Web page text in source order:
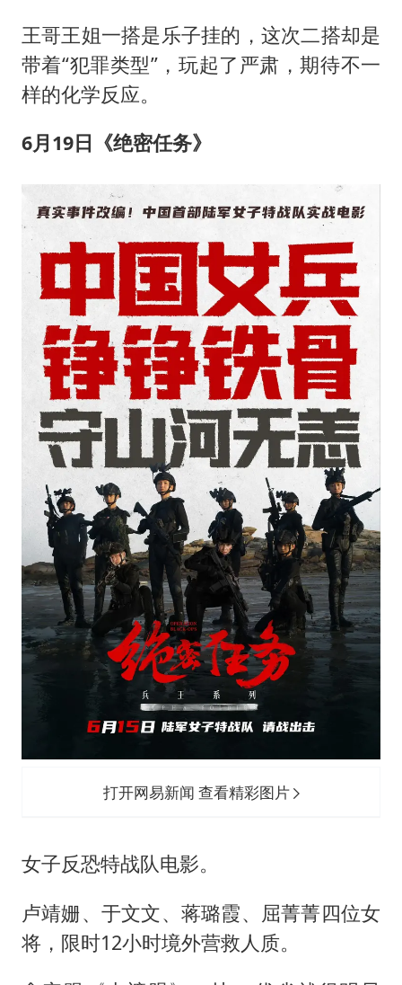
王哥王姐一搭是乐子挂的，这次二搭却是
带着“犯罪类型”，玩起了严肃，期待不一
样的化学反应。
6月19日《绝密任务》
打开网易新闻 查看精彩图片
女子反恐特战队电影。
卢靖姗、于文文、蒋璐霞、屈菁菁四位女
将，限时12小时境外营救人质。